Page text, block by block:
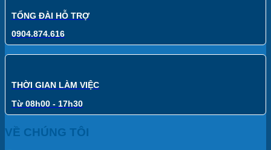
TỔNG ĐÀI HỖ TRỢ
0904.874.616
THỜI GIAN LÀM VIỆC
Từ 08h00 - 17h30
VỀ CHÚNG TÔI